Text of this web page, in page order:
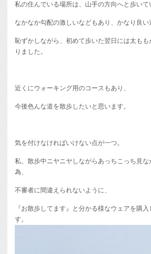
私の住んでいる場所は、山手の方向へと歩いて
なかなか勾配の激しいなどもあり、かなり良い
恥ずかしながら、初めて歩いた翌日には太もも
りました。
近くにウォーキング用のコースもあり、
今後色んな道を散歩したいと思います。
気を付けなければいけない点が一つ。
私、散歩中ニヤニヤしながらあっちこっち見な
為、
不審者に間違えられないように、
『お散歩してます』と分かる様なウェアを購入
す。